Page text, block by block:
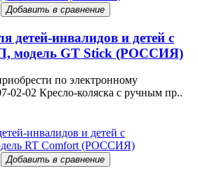
Добавить в сравнение
детей-инвалидов и детей с
модель GT Stick (РОССИЯ)
по электронному
02-02 Кресло-коляска с ручным пр..
Добавить в сравнение